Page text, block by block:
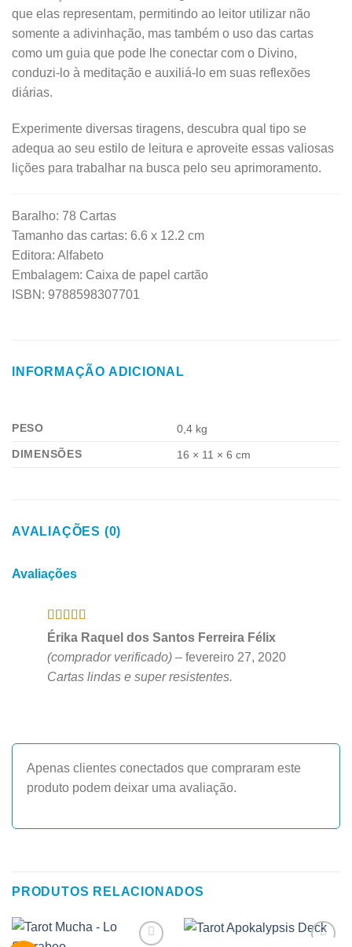
que elas representam, permitindo ao leitor utilizar não
somente a adivinhação, mas também o uso das cartas
como um guia que pode lhe conectar com o Divino,
conduzi-lo à meditação e auxiliá-lo em suas reflexões
diárias.
Experimente diversas tiragens, descubra qual tipo se
adequa ao seu estilo de leitura e aproveite essas valiosas
lições para trabalhar na busca pelo seu aprimoramento.
Baralho: 78 Cartas
Tamanho das cartas: 6.6 x 12.2 cm
Editora: Alfabeto
Embalagem: Caixa de papel cartão
ISBN: 9788598307701
INFORMAÇÃO ADICIONAL
PESO
0,4 kg
DIMENSÕES
16 × 11 × 6 cm
AVALIAÇÕES (0)
Avaliações
Avaliação5
de 5
Érika Raquel dos Santos Ferreira Félix
(comprador verificado) – fevereiro 27, 2020
Cartas lindas e super resistentes.
Apenas clientes conectados que compraram este
produto podem deixar uma avaliação.
PRODUTOS RELACIONADOS